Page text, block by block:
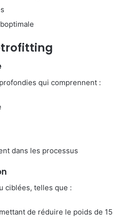
qui comprennent :
dans les processus
ciblées, telles que :
de réduire le poids de 15